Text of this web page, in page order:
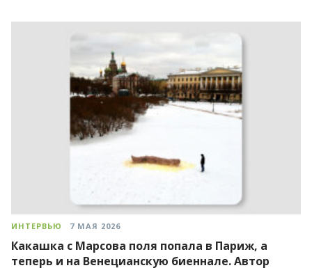
ИНТЕРВЬЮ 7 МАЯ 2026
Какашка с Марсова поля попала в Париж, а
теперь и на Венецианскую биеннале. Автор